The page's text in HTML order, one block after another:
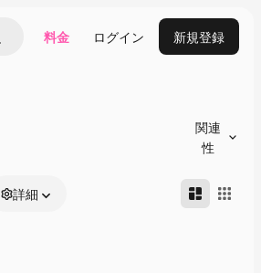
索 料金 ログイン 新規登録
関連
性
詳細